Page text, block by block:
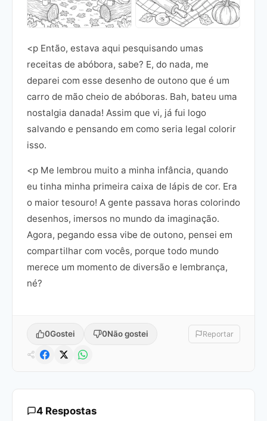
<p Então, estava aqui pesquisando umas
receitas de abóbora, sabe? E, do nada, me
deparei com esse desenho de outono que é um
carro de mão cheio de abóboras. Bah, bateu uma
nostalgia danada! Assim que vi, já fui logo
salvando e pensando em como seria legal colorir
isso.
<p Me lembrou muito a minha infância, quando
eu tinha minha primeira caixa de lápis de cor. Era
o maior tesouro! A gente passava horas colorindo
desenhos, imersos no mundo da imaginação.
Agora, pegando essa vibe de outono, pensei em
compartilhar com vocês, porque todo mundo
merece um momento de diversão e lembrança,
né?
0Gostei 0Não gostei Reportar
4 Respostas